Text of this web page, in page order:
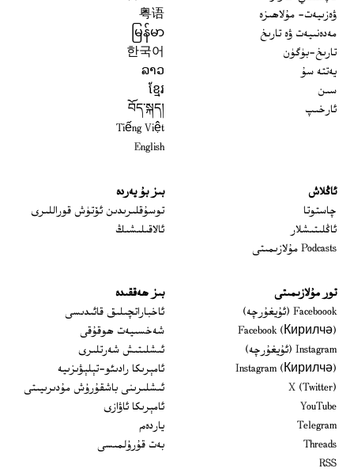
ۋەزىيەت- مۇلاھىزە
مەدەنىيەت ۋە تارىخ
تارىخ-بۈگۈن
يەتتە سۇ
سىن
ئارخىپ
粤语
မြန်မာ
한국어
ລາວ
ខ្មែរ
བོད་སྐད།
Tiếng Việt
English
ئاڭلاش
چاستوتا
ئاڭلىتىشلار
Podcasts مۇلازىمىتى
بىز بۇ يەردە
توسۇقلىرىدىن ئۆتۈش قوراللىرى
ئالاقىلىشىڭ
تور مۇلازىمىتى
Faceboook (ئۇيغۇرچە)
Opens in new window
Facebook (Кирилчә)
Opens in new window
Instagram (ئۇيغۇرچە)
Opens in new window
Instagram (Кирилчә)
Opens in new window
X (Twitter)
YouTube
Telegram
Threads
RSS
بىز ھەققىدە
ئاخباراتچىلىق قائىدىسى
شەخسىيەت ھوقۇقى
ئىشلىتىش شەرتلىرى
ئامېرىكا رادىئو-تېلېۋىزىيە
ئىشلىرىنى باشقۇرۇش مۇدىرىيىتى
ئامېرىكا ئاۋازى
ياردەم
بەت قۇرۇلمىسى